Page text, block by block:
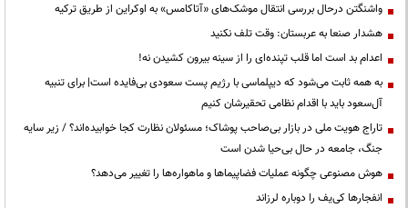
واشنگتن درحال بررسی انتقال موشک‌های «آتاکامس» به اوکراین از طریق ترکیه
هشدار صنعا به عربستان: وقت تلف نکنید
اعدام بد است اما قلب تپنده‌ای را از سینه بیرون کشیدن نه!
به همه ثابت می‌شود که دیپلماسی با رژیم پست سعودی بی‌فایده است| برای تنبیه
آل‌سعود باید با اقدام نظامی تحقیرشان کنیم
تاراج هویت ملی در بازار بی‌صاحب پوشاک؛ مسئولان نظارت کجا خوابیده‌اند؟ / زیر سایه
جنگ، جامعه در حال بی‌حیا شدن است
هوش مصنوعی چگونه عملیات فضاپیماها و ماهواره‌ها را تغییر می‌دهد؟
انفجارها کی‌یف را دوباره لرزاند